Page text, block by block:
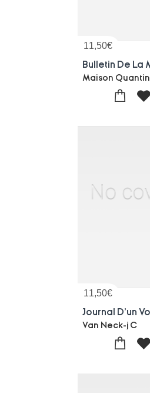
11,50€
Maison Quantin
11,50€
Van Neck-j C